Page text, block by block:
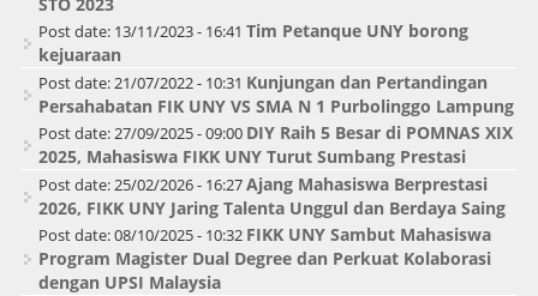
Post date: 13/11/2023 - 16:41 Tim Petanque UNY borong
kejuaraan
Post date:21/07/2022 - 10:31 Kunjungan dan Pertandingan
Persahabatan FIK UNY VS SMA N 1 Purbolinggo Lampung
Post date:27/09/2025 - 09:00 DIY Raih 5 Besar di POMNAS XIX
2025, Mahasiswa FIKK UNY Turut Sumbang Prestasi
Post date:25/02/2026 - 16:27Ajang Mahasiswa Berprestasi
2026, FIKK UNY Jaring Talenta Unggul dan Berdaya Saing
Post date:08/10/2025 - 10:32 FIKK UNY Sambut Mahasiswa
Program Magister Dual Degree dan Perkuat Kolaborasi
dengan UPSI Malaysia